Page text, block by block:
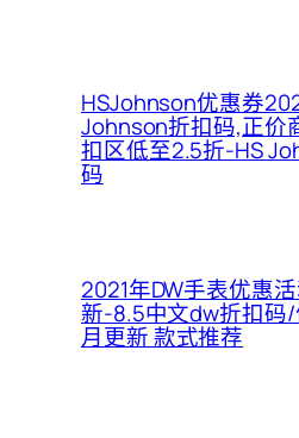
HSJohnson优惠券
Johnson折扣码,正价
扣区低至2.5折-HS
码
2021年DW手表优惠
新-8.5中文dw折扣码/
月更新 款式推荐